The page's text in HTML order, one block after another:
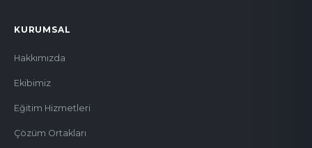
KURUMSAL
Hakkımızda
Ekibimiz
Eğitim Hizmetleri
Çözüm Ortakları